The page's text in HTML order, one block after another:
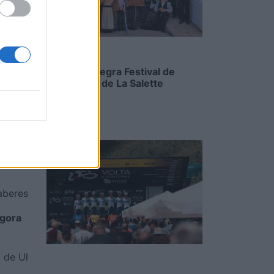
de Ul
Cidacos integra Festival de
Folclore no de La Salette